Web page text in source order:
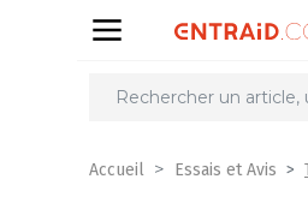
Partager
Accueil Essais et Avis